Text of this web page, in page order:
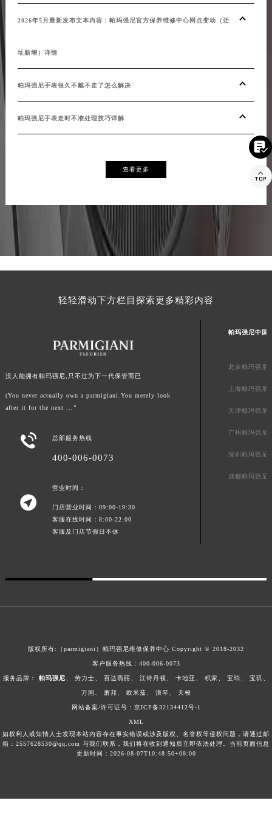
2026年5月最新发布文本内容：帕玛强尼官方保养维修中心网点变动（迁
址新增）详情
帕玛强尼手表很久不戴不走了怎么解决
帕玛强尼手表走时不准处理技巧详解
查看更多
轻轻滑动下方栏目探索更多精彩内容
没人能拥有帕玛强尼,只不过为下一代保管而已
(You never actually own a parmigiani.You merely look
after it for the next ...”
 总部服务热线
400-006-0073

营业时间：
门店营业时间：09:00-19:30
客服在线时间：8:00-22:00
客服及门店节假日不休
帕玛强尼中国
北京帕玛强尼
上海帕玛强尼
天津帕玛强尼
广州帕玛强尼
深圳帕玛强尼
成都帕玛强尼
版权所有:（parmigiani）帕玛强尼维修保养中心 Copyright © 2018-2032
客户服务热线： 400-006-0073
服务品牌： 帕玛强尼 劳力士 百达翡丽 江诗丹顿 卡地亚 积家 宝珀 宝玑
万国 萧邦 欧米茄 浪琴 天梭
网站备案/许可证号：京ICP备32134412号-1
XML
如权利人或知情人士发现本站内容存在事实错误或涉及版权、名誉权等侵权问题，请通过邮
箱：2557628530@qq.com 与我们联系，我们将在收到通知后立即依法处理。当前页面信息
更新时间：2026-08-07T10:48:50+08:00

